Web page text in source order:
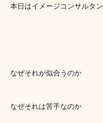
本日はイメージコンサルタ
なぜそれが似合うのか
なぜそれは苦手なのか